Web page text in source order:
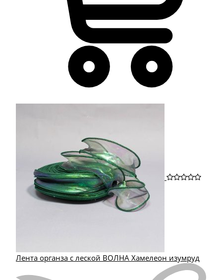
Лента органза с леской ВОЛНА Хамелеон изумруд